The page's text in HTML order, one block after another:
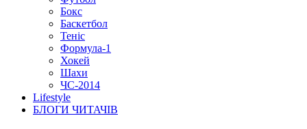
Бокс
Баскетбол
Теніс
Формула-1
Хокей
Шахи
ЧС-2014
Lifestyle
БЛОГИ ЧИТАЧІВ